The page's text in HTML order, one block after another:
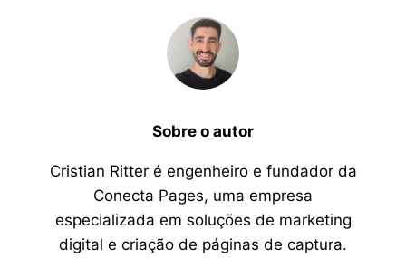
Sobre o autor
Cristian Ritter é engenheiro e fundador da
Conecta Pages, uma empresa
especializada em soluções de marketing
digital e criação de páginas de captura.